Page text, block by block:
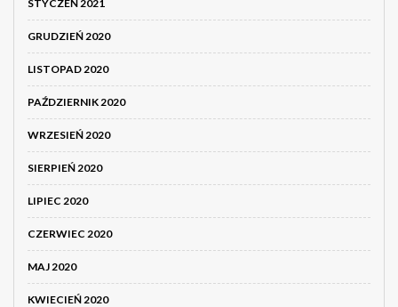
STYCZEŃ 2021
GRUDZIEŃ 2020
LISTOPAD 2020
PAŹDZIERNIK 2020
WRZESIEŃ 2020
SIERPIEŃ 2020
LIPIEC 2020
CZERWIEC 2020
MAJ 2020
KWIECIEŃ 2020